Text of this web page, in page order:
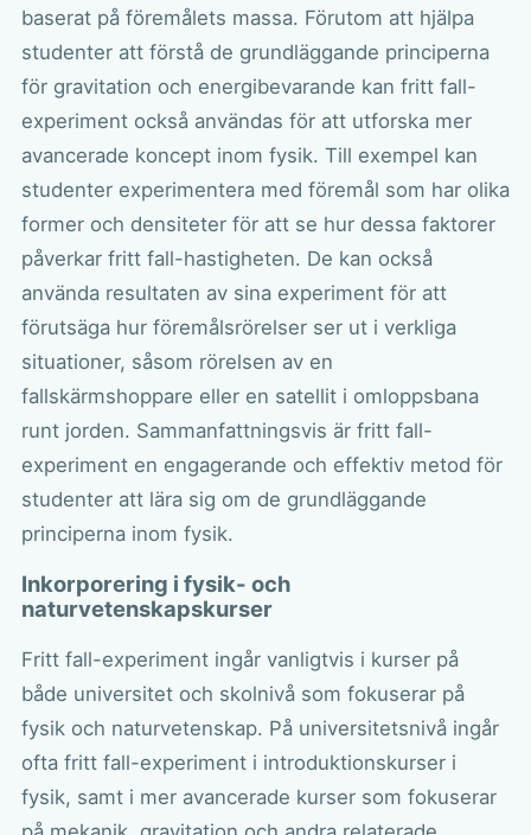
baserat på föremålets massa. Förutom att hjälpa
studenter att förstå de grundläggande principerna
för gravitation och energibevarande kan fritt fall-
experiment också användas för att utforska mer
avancerade koncept inom fysik. Till exempel kan
studenter experimentera med föremål som har olika
former och densiteter för att se hur dessa faktorer
påverkar fritt fall-hastigheten. De kan också
använda resultaten av sina experiment för att
förutsäga hur föremålsrörelser ser ut i verkliga
situationer, såsom rörelsen av en
fallskärmshoppare eller en satellit i omloppsbana
runt jorden. Sammanfattningsvis är fritt fall-
experiment en engagerande och effektiv metod för
studenter att lära sig om de grundläggande
principerna inom fysik.
Inkorporering i fysik- och
naturvetenskapskurser
Fritt fall-experiment ingår vanligtvis i kurser på
både universitet och skolnivå som fokuserar på
fysik och naturvetenskap. På universitetsnivå ingår
ofta fritt fall-experiment i introduktionskurser i
fysik, samt i mer avancerade kurser som fokuserar